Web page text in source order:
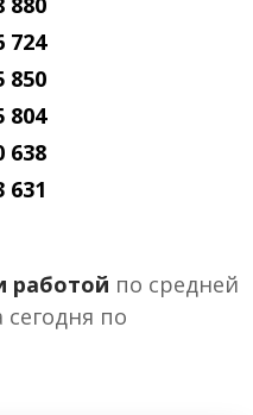
724
850
804
638
631
работой по средней
по